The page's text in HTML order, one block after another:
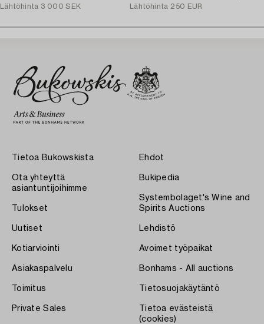
Lähtöhinta 3 000 SEK
Lähtöhinta 250 EUR
Tietoa Bukowskista
Ota yhteyttä
asiantuntijoihimme
Tulokset
Uutiset
Kotiarviointi
Asiakaspalvelu
Toimitus
Private Sales
Ehdot
Bukipedia
Systembolaget's Wine and
Spirits Auctions
Lehdistö
Avoimet työpaikat
Bonhams - All auctions
Tietosuojakäytäntö
Tietoa evästeistä
(cookies)